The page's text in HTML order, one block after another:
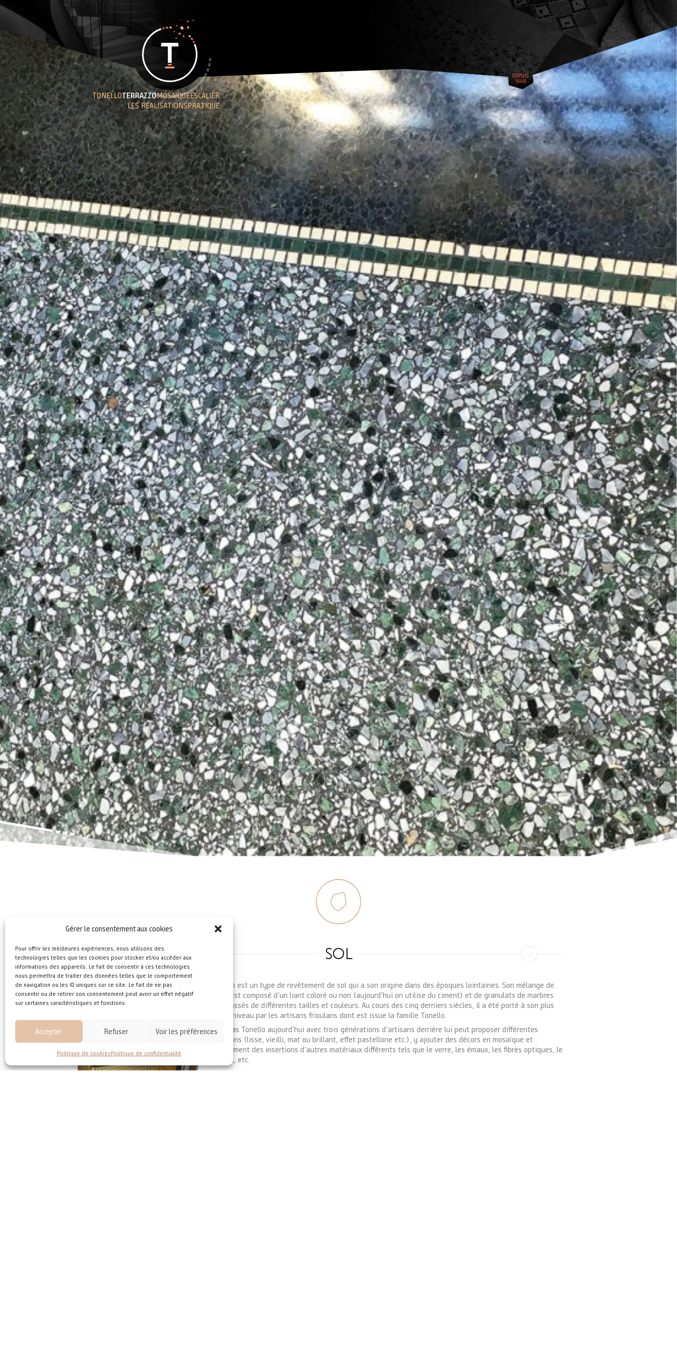
Gérer le consentement aux cookies
Pour offrir les meilleures expériences, nous utilisons des
technologies telles que les cookies pour stocker et/ou accéder aux
informations des appareils. Le fait de consentir à ces technologies
nous permettra de traiter des données telles que le comportement
de navigation ou les ID uniques sur ce site. Le fait de ne pas
consentir ou de retirer son consentement peut avoir un effet négatif
sur certaines caractéristiques et fonctions.
Accepter Refuser Voir les préférences
Politique de cookiesPolitique de confidentialité
DEPUIS
1948
TONELLOTERRAZZOMOSAÏQUEESCALIER
LES RÉALISATIONSPRATIQUE
SOL
Le Terrazzo est un type de revêtement de sol qui a son origine dans des époques lointaines. Son mélange de
base est composé d’un liant coloré ou non (aujourd’hui on utilise du ciment) et de granulats de marbres
concassés de différentes tailles et couleurs. Au cours des cinq derniers siècles, il a été porté à son plus
haut niveau par les artisans frioulans dont est issue la famille Tonello.
Nicolas Tonello aujourd’hui avec trois générations d’artisans derrière lui peut proposer différentes
finitions (lisse, vieilli, mat ou brillant, effet pastellone etc.), y ajouter des décors en mosaïque et
également des insertions d’autres matériaux différents tels que le verre, les émaux, les fibres optiques, le
métal, etc.